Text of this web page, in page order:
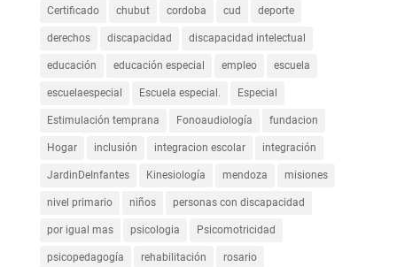
Certificado chubut cordoba cud deporte
derechos discapacidad discapacidad intelectual
educación educación especial empleo escuela
escuelaespecial Escuela especial. Especial
Estimulación temprana Fonoaudiología fundacion
Hogar inclusión integracion escolar integración
JardinDeInfantes Kinesiología mendoza misiones
nivel primario niños personas con discapacidad
por igual mas psicologia Psicomotricidad
psicopedagogía rehabilitación rosario